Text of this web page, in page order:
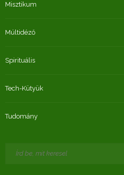
Misztikum
Múltidéző
Spirituális
Tech-Kütyük
Tudomány